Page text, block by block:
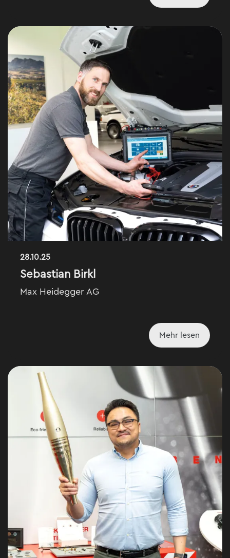
28.10.25
Sebastian Birkl
Max Heidegger AG
Mehr lesen